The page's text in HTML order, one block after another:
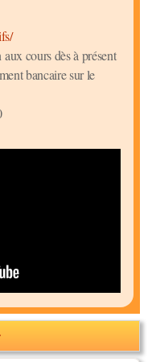
cours dès à présent
bancaire sur le